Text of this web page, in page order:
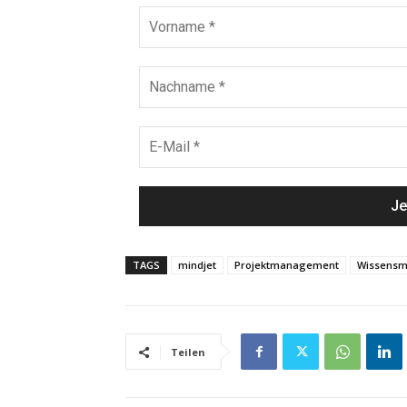
TAGS mindjet Projektmanagement
Teilen